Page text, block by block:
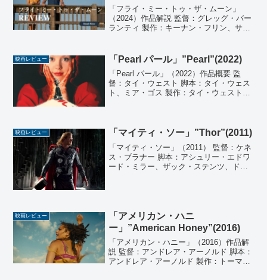
「フライ・ミー・トゥ・ザ・ムーン」
（2024）作品解説 監督：グレッグ・バー
ランティ 製作：キーナン・フリン、サ
バート・J・ドーマン 原案：ビル・カー
スタイン、キーナ...
映画レビュー 「Pearl パール」”Pearl”(2022)
「Pearl パール」（2022）作品概要 監
督：タイ・ウェスト 脚本：タイ・ウェス
ト、ミア・ゴス 製作：タイ・ウェスト、
ズ 撮影...
映画レビュー 「マイティ・ソー」”Thor”(2011)
「マイティ・ソー」（2011） 監督：ケネ
ス・ブラナー 脚本：アシュリー・エドワ
ード・ミラー、ザック・ステンツ、ド
映画レビュー
「アメリカン・ハニ
ー」”American Honey”(2016)
「アメリカン・ハニー」（2016）作品解
説 監督：アンドレア・アーノルド 脚本：
アンドレア・アーノルド 製作：トーマ